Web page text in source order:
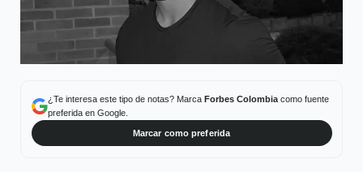
¿Te interesa este tipo de notas? Marca Forbes Colombiacomo fuente
preferida en Google.
Marcar como preferida